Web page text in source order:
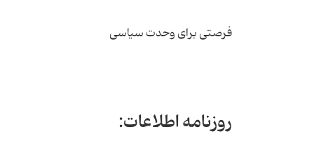
فرصتی برای وحدت سیاسی
روزنامه اطلاعات: